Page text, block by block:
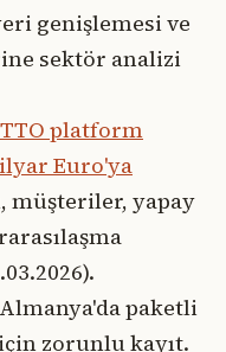
genişlemesi ve
sektör analizi
platform
Euro'ya
müşteriler, yapay
paketli
zorunlu kayıt.